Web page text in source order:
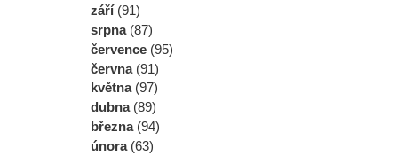
září (91)
srpna (87)
července (95)
června (91)
května (97)
dubna (89)
března (94)
února (63)